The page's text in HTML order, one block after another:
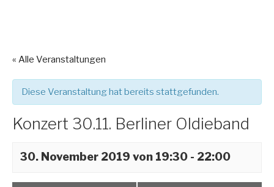
« Alle Veranstaltungen
Diese Veranstaltung hat bereits stattgefunden.
Konzert 30.11. Berliner Oldieband
30. November 2019 von 19:30 - 22:00